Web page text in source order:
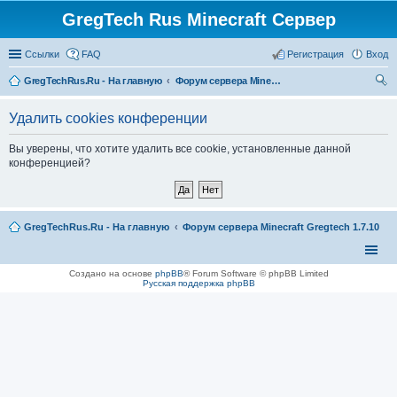
GregTech Rus Minecraft Сервер
Ссылки FAQ Вход
Регистрация
GregTechRus.Ru - На главную
Форум сервера Minecraft Gregtech 1.7.10
Удалить cookies конференции
Вы уверены, что хотите удалить все cookie, установленные данной
конференцией?
GregTechRus.Ru - На главную Форум сервера Minecraft Gregtech 1.7.10
Создано на основе phpBB® Forum Software © phpBB Limited
Русская поддержка phpBB